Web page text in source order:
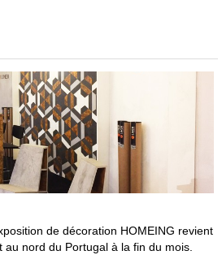
de décoration HOMEING revient
nord du Portugal à la fin du mois.